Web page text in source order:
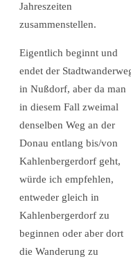
Jahreszeiten
zusammenstellen.
Eigentlich beginnt und
endet der
in Nußdorf, aber da man
in diesem Fall zweimal
denselben Weg an der
Donau entlang bis/von
Kahlenbergerdorf geht,
würde ich empfehlen,
entweder gleich in
Kahlenbergerdorf zu
beginnen oder aber dort
die Wanderung zu